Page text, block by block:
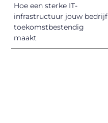
Hoe een sterke IT-
infrastructuur jouw bedrijf
toekomstbestendig
maakt